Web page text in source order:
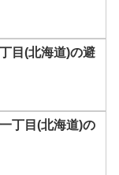
目(北海道)の避
丁目(北海道)の